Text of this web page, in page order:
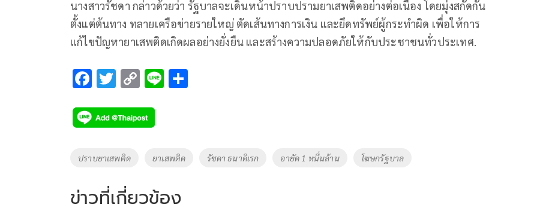
นางสาวรัชดา กล่าวด้วยว่า รัฐบาลจะเดินหน้าปราบปรามยาเสพติดอย่างต่อเนื่อง โดยมุ่งสกัดกั้น
ตั้งแต่ต้นทาง ทลายเครือข่ายรายใหญ่ ตัดเส้นทางการเงิน และยึดทรัพย์ผู้กระทำผิด เพื่อให้การ
แก้ไขปัญหายาเสพติดเกิดผลอย่างยั่งยืน และสร้างความปลอดภัยให้กับประชาชนทั่วประเทศ.
F
e
b
o
k
T
tt
er
C
p
y
Li
k
Li
Tags
ปราบยาเสพติด ยาเสพติด รัชดา ธนาดิเรก อายัด 1 หมื่นล้าน โฆษกรัฐบาล
ข่าวที่เกี่ยวข้อง